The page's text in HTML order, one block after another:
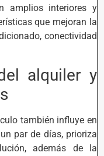
amplios interiores y
que mejoran la
conectividad
alquiler y
también influye en
par de días, prioriza
además de la